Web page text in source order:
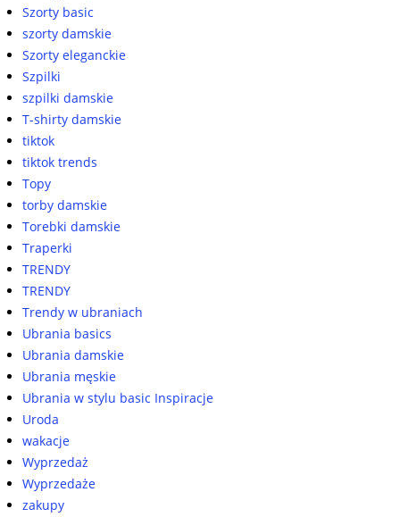
Szorty basic
szorty damskie
Szorty eleganckie
Szpilki
szpilki damskie
T-shirty damskie
tiktok
tiktok trends
Topy
torby damskie
Torebki damskie
Traperki
TRENDY
TRENDY
Trendy w ubraniach
Ubrania basics
Ubrania damskie
Ubrania męskie
Ubrania w stylu basic Inspiracje
Uroda
wakacje
Wyprzedaż
Wyprzedaże
zakupy